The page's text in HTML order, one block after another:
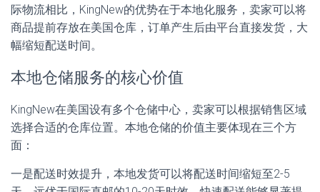
际物流相比，KingNew的优势在于本地化服务，卖家可以将
商品提前存放在美国仓库，订单产生后由平台直接发货，大
幅缩短配送时间。
本地仓储服务的核心价值
KingNew在美国设有多个仓储中心，卖家可以根据销售区域
选择合适的仓库位置。本地仓储的价值主要体现在三个方
面：
一是配送时效提升，本地发货可以将配送时间缩短至2-5